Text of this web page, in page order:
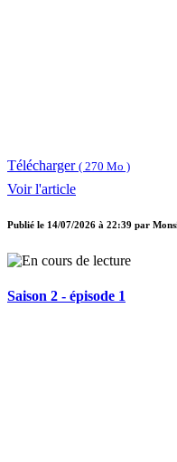
Télécharger ( 270 Mo )
Voir l'article
Publié le 14/07/2026 à 22:39 par
Saison 2 - épisode 1